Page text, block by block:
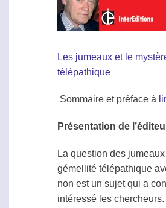
Les jumeaux et le
télépathique
Sommaire et préface à
Présentation de
La question des
gémellité télépathique
non est un sujet qui a
intéressé les chercheurs.